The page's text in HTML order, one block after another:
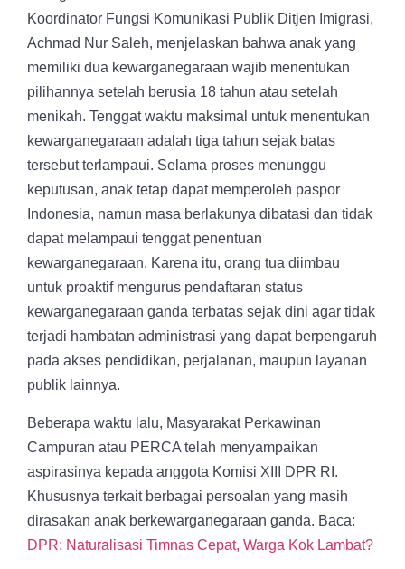
Koordinator Fungsi Komunikasi Publik Ditjen Imigrasi,
Achmad Nur Saleh, menjelaskan bahwa anak yang
memiliki dua kewarganegaraan wajib menentukan
pilihannya setelah berusia 18 tahun atau setelah
menikah. Tenggat waktu maksimal untuk menentukan
kewarganegaraan adalah tiga tahun sejak batas
tersebut terlampaui. Selama proses menunggu
keputusan, anak tetap dapat memperoleh paspor
Indonesia, namun masa berlakunya dibatasi dan tidak
dapat melampaui tenggat penentuan
kewarganegaraan. Karena itu, orang tua diimbau
untuk proaktif mengurus pendaftaran status
kewarganegaraan ganda terbatas sejak dini agar tidak
terjadi hambatan administrasi yang dapat berpengaruh
pada akses pendidikan, perjalanan, maupun layanan
publik lainnya.
Beberapa waktu lalu, Masyarakat Perkawinan
Campuran atau PERCA telah menyampaikan
aspirasinya kepada anggota Komisi XIII DPR RI.
Khususnya terkait berbagai persoalan yang masih
dirasakan anak berkewarganegaraan ganda. Baca:
DPR: Naturalisasi Timnas Cepat, Warga Kok Lambat?